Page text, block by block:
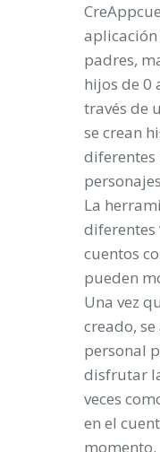
padres,
hijos de 0
través de
se crean
diferentes
La
diferentes
cuentos
pueden
Una vez
creado,
personal
disfrutar
veces
en el
momento.